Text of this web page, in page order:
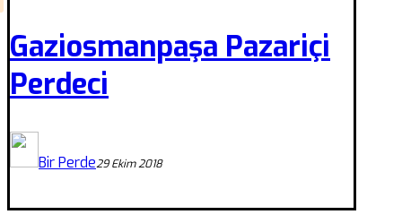
Gaziosmanpaşa Pazariçi
Perdeci
Bir Perde29 Ekim 2018